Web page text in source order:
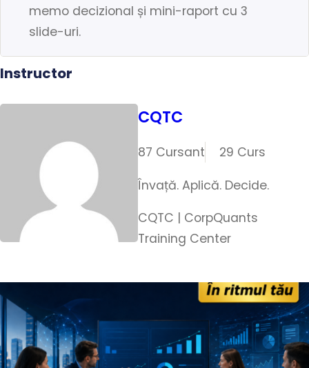
memo decizional și mini-raport cu 3
slide-uri.
Instructor
CQTC
87 Cursant
29 Curs
Învață. Aplică. Decide.
CQTC | CorpQuants
Training Center